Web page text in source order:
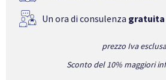
Un ora di consulenza gratuita
prezzo Iva esclusa
Sconto del 10% maggiori